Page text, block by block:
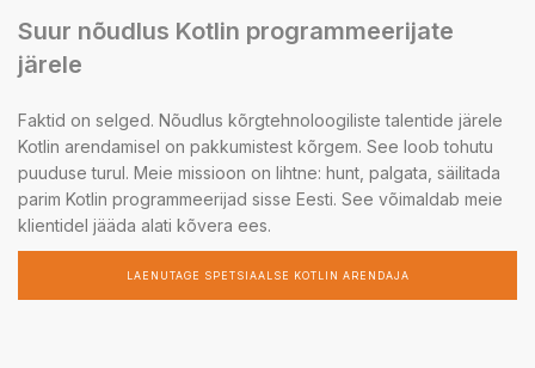
Suur nõudlus Kotlin programmeerijate
järele
Faktid on selged. Nõudlus kõrgtehnoloogiliste talentide järele
Kotlin arendamisel on pakkumistest kõrgem. See loob tohutu
puuduse turul. Meie missioon on lihtne: hunt, palgata, säilitada
parim Kotlin programmeerijad sisse Eesti. See võimaldab meie
klientidel jääda alati kõvera ees.
LAENUTAGE SPETSIAALSE KOTLIN ARENDAJA